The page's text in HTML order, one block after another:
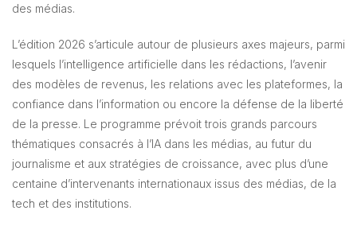
des médias.
L’édition 2026 s’articule autour de plusieurs axes majeurs, parmi
lesquels l’intelligence artificielle dans les rédactions, l’avenir
des modèles de revenus, les relations avec les plateformes, la
confiance dans l’information ou encore la défense de la liberté
de la presse. Le programme prévoit trois grands parcours
thématiques consacrés à l’IA dans les médias, au futur du
journalisme et aux stratégies de croissance, avec plus d’une
centaine d’intervenants internationaux issus des médias, de la
tech et des institutions.